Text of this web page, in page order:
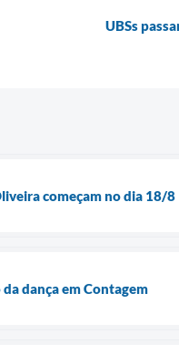
UBSs
começam no dia 18/8
dança em Contagem